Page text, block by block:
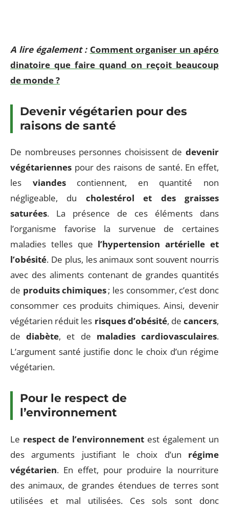
A lire également : Comment organiser un apéro
dinatoire que faire quand on reçoit beaucoup
de monde ?
Devenir végétarien pour des
raisons de santé
De nombreuses personnes choisissent de devenir
végétariennes pour des raisons de santé. En effet,
les viandescontiennent, en quantité non
négligeable, du cholestérol et des graisses
saturées. La présence de ces éléments dans
l’organisme favorise la survenue de certaines
maladies telles que l’hypertension artérielle et
l’obésité. De plus, les animaux sont souvent nourris
avec des aliments contenant de grandes quantités
de produits chimiques; les consommer, c’est donc
consommer ces produits chimiques. Ainsi, devenir
végétarien réduit les risques d’obésité, decancers,
dediabète, et de maladies cardiovasculaires.
L’argument santé justifie donc le choix d’un régime
végétarien.
Pour le respect de
l’environnement
Le respect de l’environnement est également un
des arguments justifiant le choix d’un régime
végétarien. En effet, pour produire la nourriture
des animaux, de grandes étendues de terres sont
utilisées et mal utilisées. Ces sols sont donc